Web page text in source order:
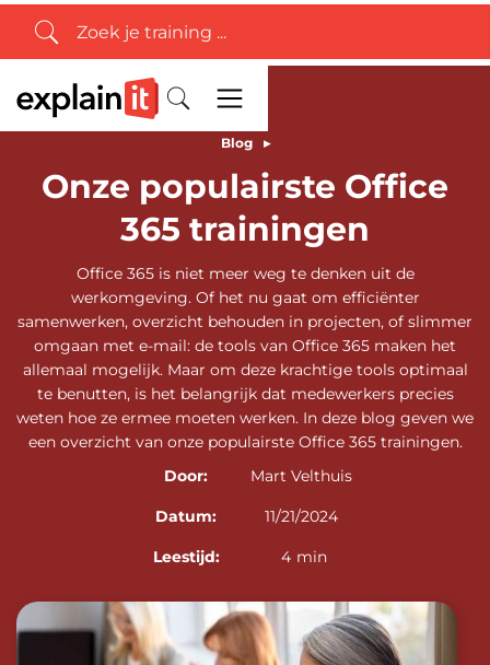
Blog ▸
Onze populairste Office
365 trainingen
Office 365 is niet meer weg te denken uit de
werkomgeving. Of het nu gaat om efficiënter
samenwerken, overzicht behouden in projecten, of slimmer
omgaan met e-mail: de tools van Office 365 maken het
allemaal mogelijk. Maar om deze krachtige tools optimaal
te benutten, is het belangrijk dat medewerkers precies
weten hoe ze ermee moeten werken. In deze blog geven we
een overzicht van onze populairste Office 365 trainingen.
Door:
Mart Velthuis
Datum: 11/21/2024
Leestijd: 4 min